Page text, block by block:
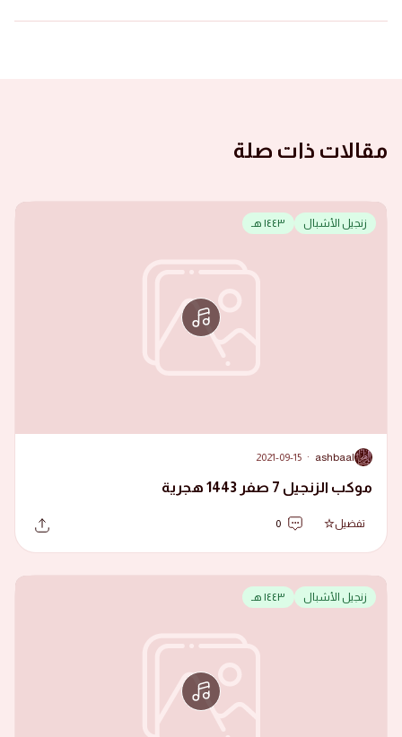
مقالات ذات صلة
زنجيل الأشبال ١٤٤٣ هـ
A
ashbaal
·
2021-09-15
موكب الزنجيل 7 صفر 1443 هجرية
تفضيل 0
زنجيل الأشبال ١٤٤٣ هـ